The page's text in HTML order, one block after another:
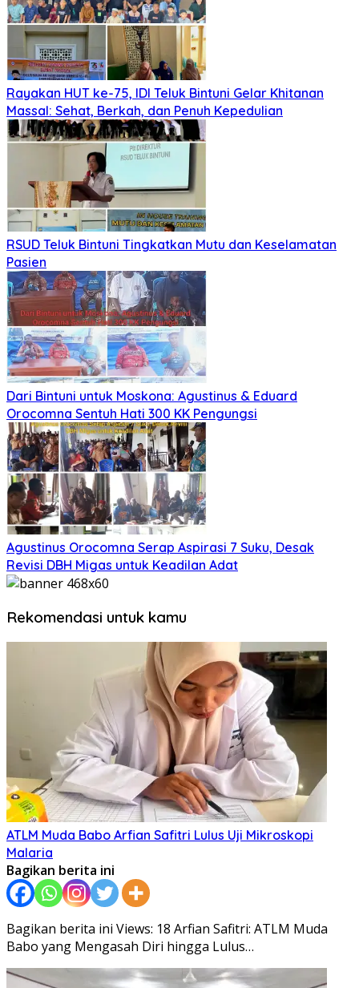
Rayakan HUT ke-75, IDI Teluk Bintuni Gelar Khitanan
Massal: Sehat, Berkah, dan Penuh Kepedulian
RSUD Teluk Bintuni Tingkatkan Mutu dan Keselamatan
Pasien
Dari Bintuni untuk Moskona: Agustinus & Eduard
Orocomna Sentuh Hati 300 KK Pengungsi
Agustinus Orocomna Serap Aspirasi 7 Suku, Desak
Revisi DBH Migas untuk Keadilan Adat
Rekomendasi untuk kamu
ATLM Muda Babo Arfian Safitri Lulus Uji Mikroskopi
Malaria
Bagikan berita ini
Bagikan berita ini Views: 18 Arfian Safitri: ATLM Muda
Babo yang Mengasah Diri hingga Lulus…